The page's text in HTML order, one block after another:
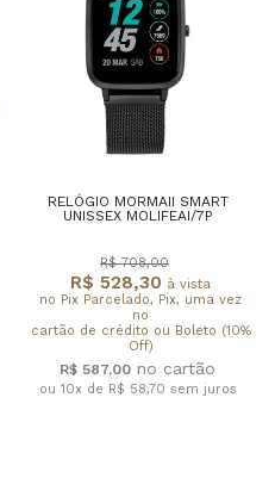
RELÓGIO MORMAII SMART
UNISSEX MOLIFEAI/7P
R$ 528,30 à vista
no Pix Parcelado, Pix, uma vez
no
cartão de crédito ou Boleto (10%
Off)
R$ 708,00
R$ 587,00
ou 10x de R$ 58,70 sem juros